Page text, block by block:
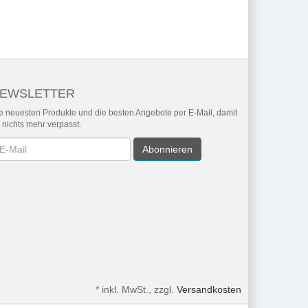
neuesten Produkte und die besten Angebote per E-Mail, damit
nichts mehr verpasst.
Abonnieren
* inkl. MwSt., zzgl. Versandkosten